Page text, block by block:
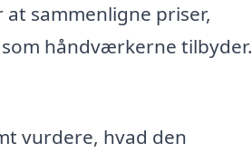
sammenligne priser,
håndværkerne tilbyder.
vurdere, hvad den